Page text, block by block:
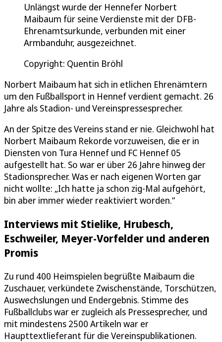
Unlängst wurde der Hennefer Norbert
Maibaum für seine Verdienste mit der DFB-
Ehrenamtsurkunde, verbunden mit einer
Armbanduhr, ausgezeichnet.
Copyright: Quentin Bröhl
Norbert Maibaum hat sich in etlichen Ehrenämtern
um den Fußballsport in Hennef verdient gemacht. 26
Jahre als Stadion- und Vereinspressesprecher.
An der Spitze des Vereins stand er nie. Gleichwohl hat
Norbert Maibaum Rekorde vorzuweisen, die er in
Diensten von Tura Hennef und FC Hennef 05
aufgestellt hat. So war er über 26 Jahre hinweg der
Stadionsprecher. Was er nach eigenen Worten gar
nicht wollte: „Ich hatte ja schon zig-Mal aufgehört,
bin aber immer wieder reaktiviert worden.“
Interviews mit Stielike, Hrubesch,
Eschweiler, Meyer-Vorfelder und anderen
Promis
Zu rund 400 Heimspielen begrüßte Maibaum die
Zuschauer, verkündete Zwischenstände, Torschützen,
Auswechslungen und Endergebnis. Stimme des
Fußballclubs war er zugleich als Pressesprecher, und
mit mindestens 2500 Artikeln war er
Haupttextlieferant für die Vereinspublikationen.